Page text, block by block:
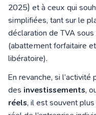
2025) et à ceux qui
simplifiées, tant sur le
déclaration de TVA
(abattement forfaitaire
libératoire).
En revanche, si l’activité
des investissements,
réels, il est souvent